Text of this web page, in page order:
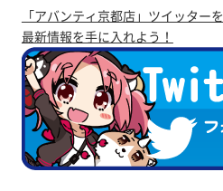
「アバンティ京都店」ツイッター
最新情報を手に入れよう！